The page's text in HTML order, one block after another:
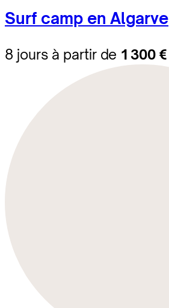
Surf camp en Algarve
8 jours à partir de 1 300 €